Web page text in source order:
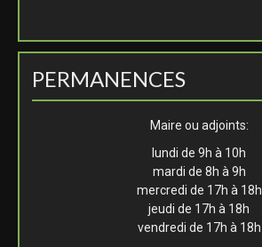
PERMANENCES
Maire ou adjoints:
lundi de 9h à 10h
mardi de 8h à 9h
mercredi de 17h à 18h
jeudi de 17h à 18h
vendredi de 17h à 18h